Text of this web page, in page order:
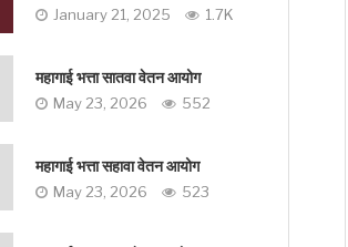
January 21, 2025 1.7K
महागाई भत्ता सातवा वेतन आयोग
May 23, 2026 552
महागाई भत्ता सहावा वेतन आयोग
May 23, 2026 523